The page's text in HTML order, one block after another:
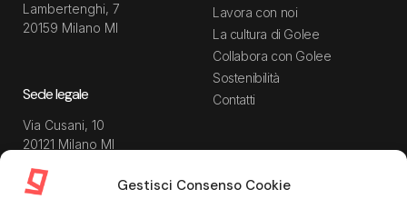
Gestisci Consenso Cookie
Lambertenghi, 7
20159 Milano MI
Sede legale
Via Cusani, 10
20121 Milano MI
Lavora con noi
La cultura di Golee
Collabora con Golee
Sostenibilità
Contatti